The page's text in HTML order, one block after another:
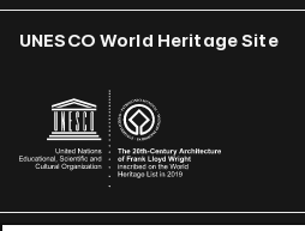
UNESCO World Heritage Site